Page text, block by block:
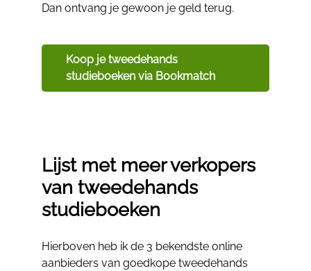
Dan ontvang je gewoon je geld terug.
Koop je tweedehands
studieboeken via Bookmatch
Lijst met meer verkopers
van tweedehands
studieboeken
Hierboven heb ik de 3 bekendste online
aanbieders van goedkope tweedehands